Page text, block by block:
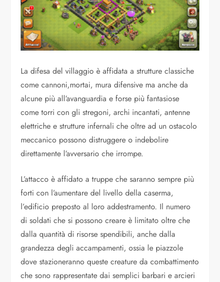
La difesa del villaggio è affidata a strutture classiche
come cannoni,mortai, mura difensive ma anche da
alcune più all’avanguardia e forse più fantasiose
come torri con gli stregoni, archi incantati, antenne
elettriche e strutture infernali che oltre ad un ostacolo
meccanico possono distruggere o indebolire
direttamente l’avversario che irrompe.
L’attacco è affidato a truppe che saranno sempre più
forti con l’aumentare del livello della caserma,
l’edificio preposto al loro addestramento. Il numero
di soldati che si possono creare è limitato oltre che
dalla quantità di risorse spendibili, anche dalla
grandezza degli accampamenti, ossia le piazzole
dove stazioneranno queste creature da combattimento
che sono rappresentate dai semplici barbari e arcieri